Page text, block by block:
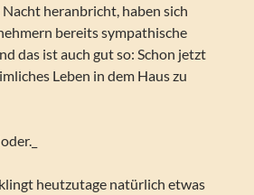
heranbricht, haben sich
bereits sympathische
das ist auch gut so: Schon jetzt
Leben in dem Haus zu
heutzutage natürlich etwas